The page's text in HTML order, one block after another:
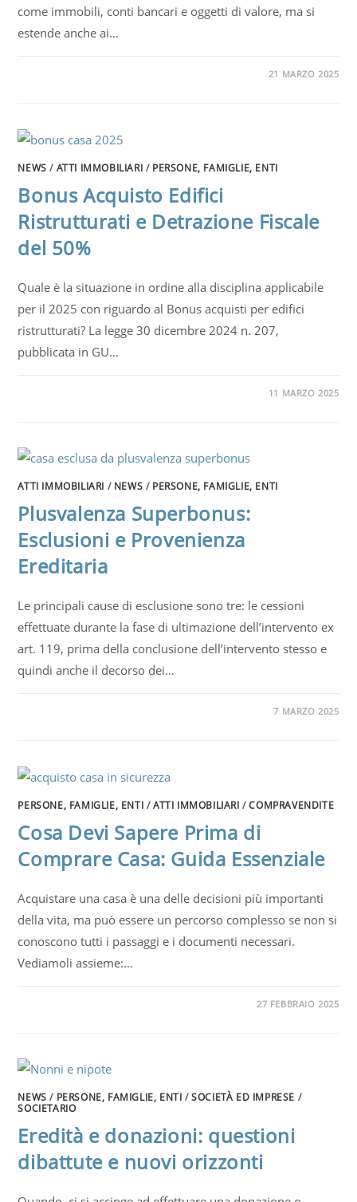
come immobili, conti bancari e oggetti di valore, ma si
estende anche ai…
21 MARZO 2025
NEWS / ATTI IMMOBILIARI / PERSONE, FAMIGLIE, ENTI
Bonus Acquisto Edifici
Ristrutturati e Detrazione Fiscale
del 50%
Quale è la situazione in ordine alla disciplina applicabile
per il 2025 con riguardo al Bonus acquisti per edifici
ristrutturati? La legge 30 dicembre 2024 n. 207,
pubblicata in GU…
11 MARZO 2025
ATTI IMMOBILIARI / NEWS / PERSONE, FAMIGLIE, ENTI
Plusvalenza Superbonus:
Esclusioni e Provenienza
Ereditaria
Le principali cause di esclusione sono tre: le cessioni
effettuate durante la fase di ultimazione dell’intervento ex
art. 119, prima della conclusione dell’intervento stesso e
quindi anche il decorso dei…
7 MARZO 2025
PERSONE, FAMIGLIE, ENTI /ATTI IMMOBILIARI /COMPRAVENDITE
Cosa Devi Sapere Prima di
Comprare Casa: Guida Essenziale
Acquistare una casa è una delle decisioni più importanti
della vita, ma può essere un percorso complesso se non si
conoscono tutti i passaggi e i documenti necessari.
Vediamoli assieme:…
27 FEBBRAIO 2025
NEWS / PERSONE, FAMIGLIE, ENTI /SOCIETÀ ED IMPRESE /
SOCIETARIO
Eredità e donazioni: questioni
dibattute e nuovi orizzonti